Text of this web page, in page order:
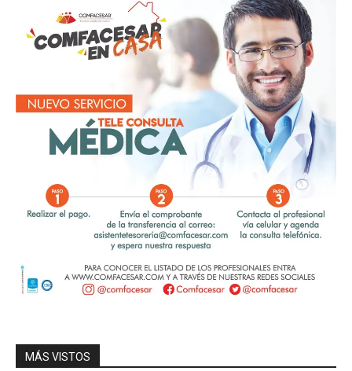
MÁS VISTOS